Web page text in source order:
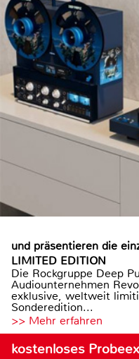
und präsentieren die
LIMITED EDITION
Die Rockgruppe Deep
Audiounternehmen
exklusive, weltweit
Sonderedition...
>> Mehr erfahren
kostenloses